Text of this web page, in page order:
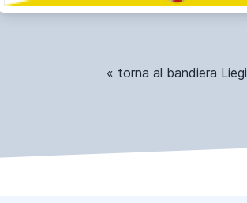
« torna al bandiera Liegi